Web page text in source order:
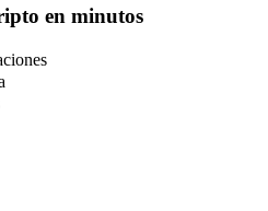
en minutos